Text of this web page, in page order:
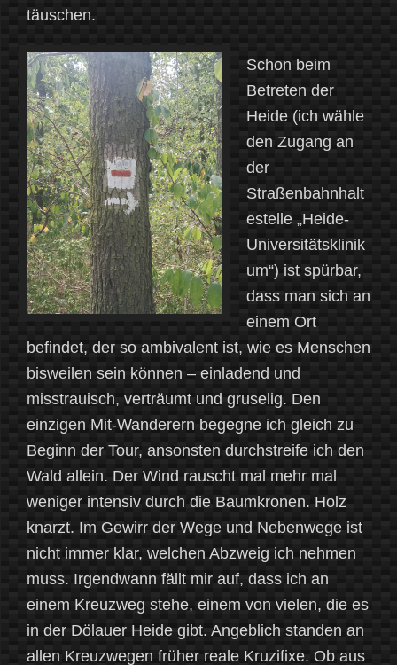
täuschen.
Schon beim
Betreten der
Heide (ich wähle
den Zugang an
der
Straßenbahnhalt
estelle „Heide-
Universitätsklinik
um“) ist spürbar,
dass man sich an
einem Ort
befindet, der so ambivalent ist, wie es Menschen
bisweilen sein können – einladend und
misstrauisch, verträumt und gruselig. Den
einzigen Mit-Wanderern begegne ich gleich zu
Beginn der Tour, ansonsten durchstreife ich den
Wald allein. Der Wind rauscht mal mehr mal
weniger intensiv durch die Baumkronen. Holz
knarzt. Im Gewirr der Wege und Nebenwege ist
nicht immer klar, welchen Abzweig ich nehmen
muss. Irgendwann fällt mir auf, dass ich an
einem Kreuzweg stehe, einem von vielen, die es
in der Dölauer Heide gibt. Angeblich standen an
allen Kreuzwegen früher reale Kruzifixe. Ob aus